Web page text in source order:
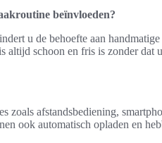
beïnvloeden?
u de behoefte aan
schoon en fris is zonder dat
zoals afstandsbediening,
ook automatisch opladen en